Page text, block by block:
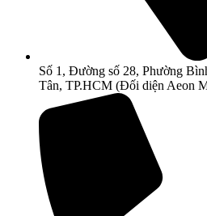
Số 1, Đường số 28, Phường
Tân, TP.HCM (Đối diện Aeon